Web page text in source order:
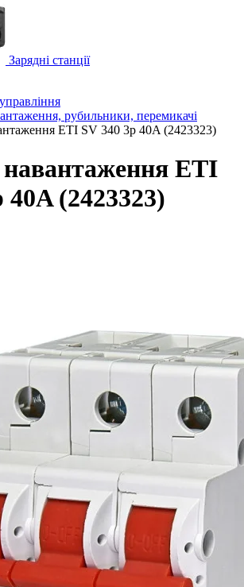
Зарядні станції
рубильники, перемикачі
ETI SV 340 3p 40A (2423323)
ETI
40A (2423323)